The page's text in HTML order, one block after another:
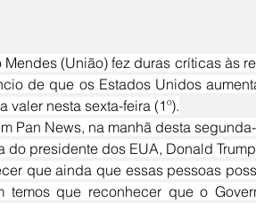
de que os Estados Unidos
valer nesta sexta-feira (1º).
do presidente dos EUA, Donald
temos que reconhecer que o